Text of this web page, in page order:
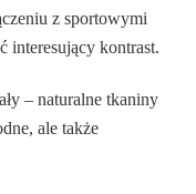
z sportowymi
interesujący kontrast.
– naturalne tkaniny
ale także